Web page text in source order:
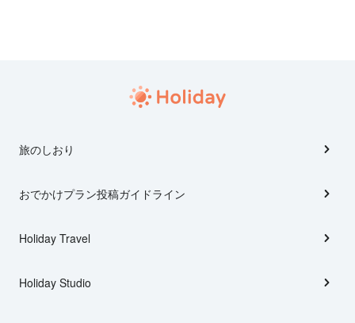
旅のしおり
おでかけプラン投稿ガイドライン
Holiday Travel
Holiday Studio